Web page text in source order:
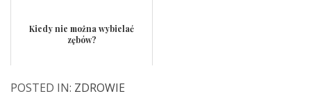
Kiedy nie można wybielać
zębów?
POSTED IN: ZDROWIE